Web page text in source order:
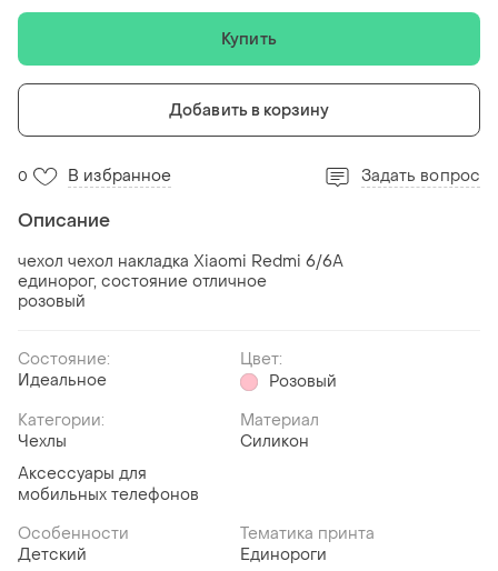
Купить
Добавить в корзину
0 В избранное Задать вопрос
Описание
чехол чехол накладка Xiaomi Redmi 6/6A
единорог, состояние отличное
розовый
Состояние:
Идеальное
Цвет:
Розовый
Категории:
Чехлы
Аксессуары для
мобильных телефонов
Материал
Силикон
Особенности
Детский
Тематика принта
Единороги